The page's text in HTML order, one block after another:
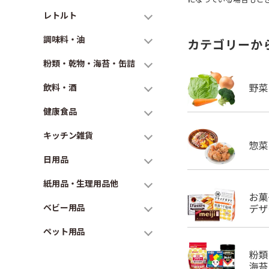
レトルト
調味料・油
粉類・乾物・海苔・缶詰
飲料・酒
健康食品
キッチン雑貨
日用品
紙用品・生理用品他
ベビー用品
ペット用品
カテゴリーか